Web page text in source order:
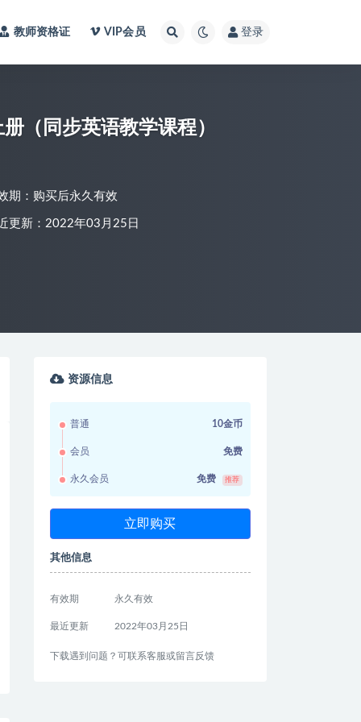
教师资格证 VIP会员 登录
（同步英语教学课程）
期：购买后永久有效
更新：2022年03月25日
资源信息
普通 10金币
会员 免费
永久会员 免费 推荐
立即购买
其他信息
有效期 永久有效
最近更新 2022年03月25日
下载遇到问题？可联系客服或留言反馈